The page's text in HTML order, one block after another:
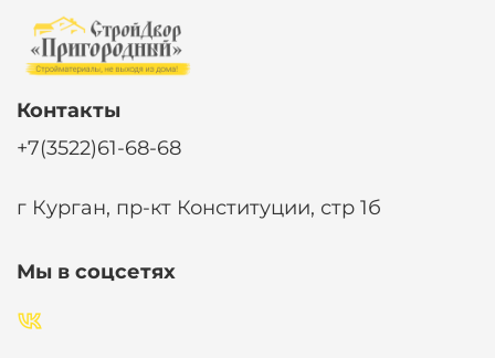
Контакты
+7(3522)61-68-68
г Курган, пр-кт Конституции, стр 1б
Мы в соцсетях